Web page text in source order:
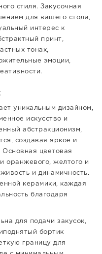
стиля. Закусочная
для вашего стола,
интерес к
принт,
тонах,
эмоции,
уникальным дизайном,
искусство и
абстракционизм,
создавая яркое и
цветовая
оранжевого, желтого и
и динамичность.
керамики, каждая
благодаря
для подачи закусок,
бортик
границу для